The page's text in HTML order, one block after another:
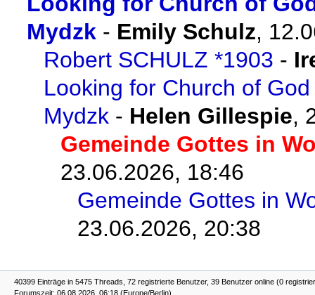
Mydzk - Emily Schulz,
Robert SCHULZ *1903 -
Looking for Church of
Mydzk - Helen Gillespie,
Gemeinde Gottes in
23.06.2026, 18:46
Gemeinde Gottes in
23.06.2026, 20:38
40399 Einträge in 5475 Threads, 72 registrierte Benutzer, 39 Benutzer online (0
Forumszeit: 06.08.2026, 06:18 (Europe/Berlin)